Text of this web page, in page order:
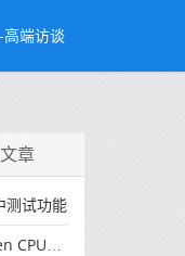
-高端访谈
章
测试功能
的性能